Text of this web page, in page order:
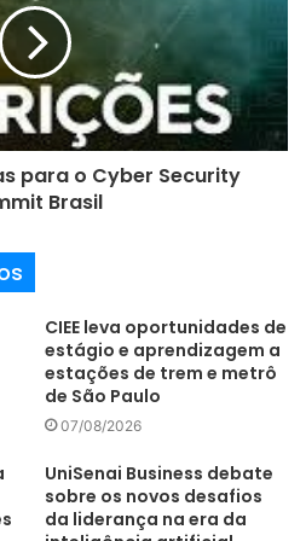
para o Cyber Security
Brasil
CIEE leva oportunidades de
estágio e aprendizagem a
estações de trem e metrô
de São Paulo
07/08/2026
UniSenai Business debate
sobre os novos desafios
da liderança na era da